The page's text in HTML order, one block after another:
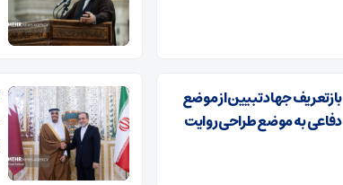
بازتعریف جهاد تبیین از موضع
دفاعی به موضع طراحی روایت